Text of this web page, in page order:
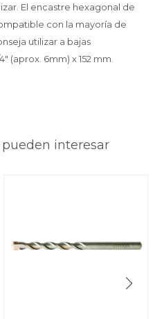
El encastre hexagonal de
con la mayoría de
utilizar a bajas
(aprox. 6mm) x 152 mm.
interesar